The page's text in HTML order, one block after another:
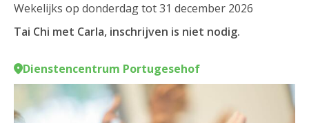
Wekelijks op donderdag tot 31 december 2026
Tai Chi met Carla, inschrijven is niet nodig.
Dienstencentrum Portugesehof